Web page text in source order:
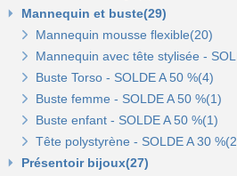
Pinces crevettes(2)
Etiquettes à trou(0)
Etiquettes cadeaux
Etiquettes soldes et promo
Etiquettes soldes, remises et
Etiquettes pour commerce et cartes
Porte-prix(14)
Porte-étiquette à pince et à
Cartes cadeaux(2)
Scotch, stylo, post-it(11)
Epingles(1)
Fil nylon(0)
Mannequin et buste(29)
Mannequin mousse flexible(20)
Mannequin avec tête stylisée -
Buste Torso - SOLDE A 50 %(4)
Buste femme - SOLDE A 50 %(1)
Buste enfant - SOLDE A 50 %(1)
Tête polystyrène - SOLDE A 30
Présentoir bijoux(27)